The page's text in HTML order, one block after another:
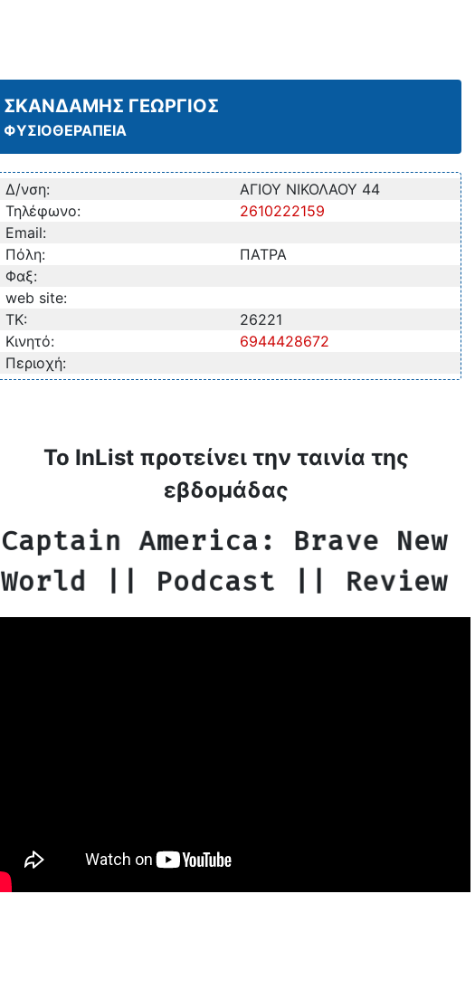
ΣΚΑΝΔΑΜΗΣ ΓΕΩΡΓΙΟΣ
ΦΥΣΙΟΘΕΡΑΠΕΙΑ
Δ/νση:
ΑΓΙΟΥ ΝΙΚΟΛΑΟΥ 44
Τηλέφωνο:
2610222159
Email:
Πόλη:
ΠΑΤΡΑ
Φαξ:
web site:
TK:
26221
Κινητό:
6944428672
Περιοχή:
Το InList προτείνει την ταινία της
εβδομάδας
Captain America: Brave New
World || Podcast || Review